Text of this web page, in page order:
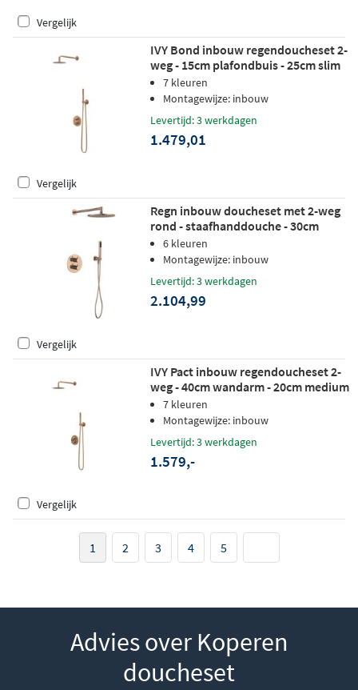
Vergelijk
IVY Bond inbouw regendoucheset 2-
weg - 15cm plafondbuis - 25cm slim
hoofddouche rond - wandhouder -
staafhanddouche - geborsteld mat
koper pvd
7 kleuren
Montagewijze: inbouw
Levertijd: 3 werkdagen
1.479,01
Vergelijk
Regn inbouw doucheset met 2-weg
rond - staafhanddouche - 30cm
hoofddouche - wandarm - glijstang -
geborsteld koper pvd
6 kleuren
Montagewijze: inbouw
Levertijd: 3 werkdagen
2.104,99
Vergelijk
IVY Pact inbouw regendoucheset 2-
weg - 40cm wandarm - 20cm medium
hoofddouche rond - wandhouder - 3-
standen handdouche - geborsteld
mat koper pvd
7 kleuren
Montagewijze: inbouw
Levertijd: 3 werkdagen
1.579,-
Vergelijk
1 2 3 4 5
Advies over Koperen
doucheset